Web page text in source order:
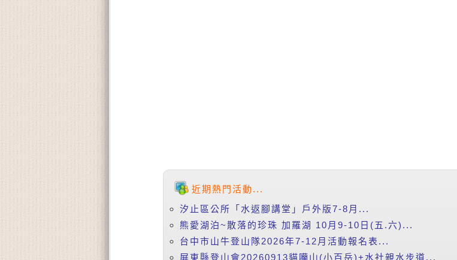
近期熱門活動...
汐止區公所「水返腳講堂」戶外版7-8月...
熊愛湖泊~散落的珍珠 加羅湖 10月9-10日(五.六)...
台中市山牛登山隊2026年7-12月活動報名表...
屏東縣登山會20260913貓囒山(小百岳)+水社親水步道...